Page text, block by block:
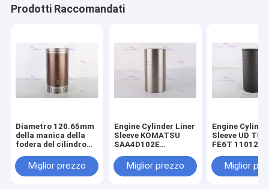
Prodotti Raccomandati
Diametro 120.65mm
della manica della
fodera del cilindro
di CATERPILLARR
3306
Miglior prezzo
Engine Cylinder Liner
Sleeve KOMATSU
SAA4D102E
29-2110 DIA 102 mm
Miglior prezzo
Engine
Sleeve UD
FE6T 11012-
Miglior